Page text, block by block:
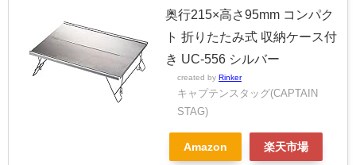
奥行215×高さ95mm コンパク
ト 折りたたみ式 収納ケース付
き UC-556 シルバー
created by Rinker
キャプテンスタッグ(CAPTAIN
STAG)
Amazon 楽天市場